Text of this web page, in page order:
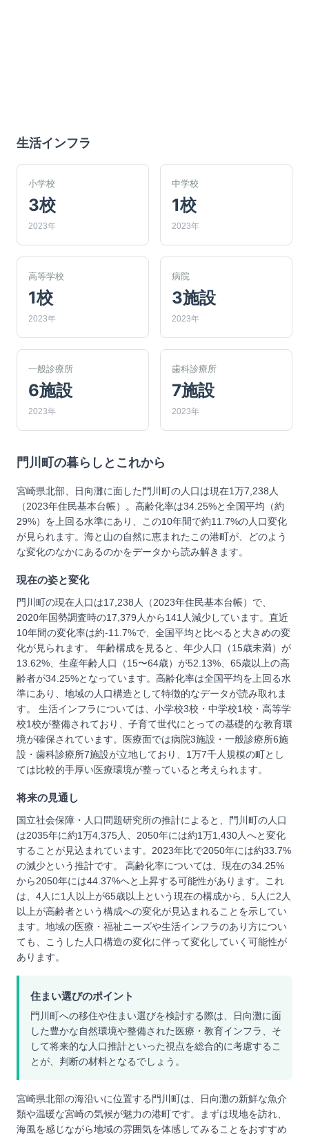
生活インフラ
小学校
3校
2023年
中学校
1校
2023年
高等学校
1校
2023年
病院
3施設
2023年
一般診療所
6施設
2023年
歯科診療所
7施設
2023年
門川町 の暮らしとこれから
宮崎県北部、日向灘に面した門川町の人口は現在1万7,238人
（2023年住民基本台帳）。高齢化率は34.25%と全国平均（約
29%）を上回る水準にあり、この10年間で約11.7%の人口変化
が見られます。海と山の自然に恵まれたこの港町が、どのよう
な変化のなかにあるのかをデータから読み解きます。
現在の姿と変化
門川町の現在人口は17,238人（2023年住民基本台帳）で、
2020年国勢調査時の17,379人から141人減少しています。直近
10年間の変化率は約-11.7%で、全国平均と比べると大きめの変
化が見られます。 年齢構成を見ると、年少人口（15歳未満）が
13.62%、生産年齢人口（15〜64歳）が52.13%、65歳以上の高
齢者が34.25%となっています。高齢化率は全国平均を上回る水
準にあり、地域の人口構造として特徴的なデータが読み取れま
す。 生活インフラについては、小学校3校・中学校1校・高等学
校1校が整備されており、子育て世代にとっての基礎的な教育環
境が確保されています。医療面では病院3施設・一般診療所6施
設・歯科診療所7施設が立地しており、1万7千人規模の町とし
ては比較的手厚い医療環境が整っていると考えられます。
将来の見通し
国立社会保障・人口問題研究所の推計によると、門川町の人口
は2035年に約1万4,375人、2050年には約1万1,430人へと変化
することが見込まれています。2023年比で2050年には約33.7%
の減少という推計です。 高齢化率については、現在の34.25%
から2050年には44.37%へと上昇する可能性があります。これ
は、4人に1人以上が65歳以上という現在の構成から、5人に2人
以上が高齢者という構成への変化が見込まれることを示してい
ます。地域の医療・福祉ニーズや生活インフラのあり方につい
ても、こうした人口構造の変化に伴って変化していく可能性が
あります。
住まい選びのポイント
門川町への移住や住まい選びを検討する際は、日向灘に面
した豊かな自然環境や整備された医療・教育インフラ、そ
して将来的な人口推計といった視点を総合的に考慮するこ
とが、判断の材料となるでしょう。
宮崎県北部の海沿いに位置する門川町は、日向灘の新鮮な魚介
類や温暖な宮崎の気候が魅力の港町です。まずは現地を訪れ、
海風を感じながら地域の雰囲気を体感してみることをおすすめ